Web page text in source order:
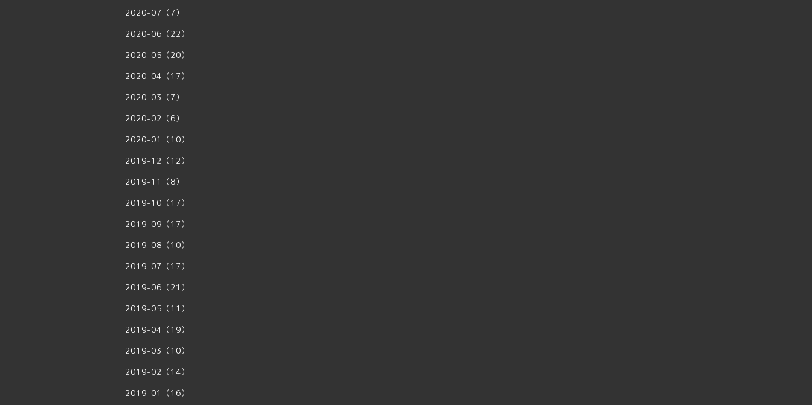
2020-07（7）
2020-06（22）
2020-05（20）
2020-04（17）
2020-03（7）
2020-02（6）
2020-01（10）
2019-12（12）
2019-11（8）
2019-10（17）
2019-09（17）
2019-08（10）
2019-07（17）
2019-06（21）
2019-05（11）
2019-04（19）
2019-03（10）
2019-02（14）
2019-01（16）